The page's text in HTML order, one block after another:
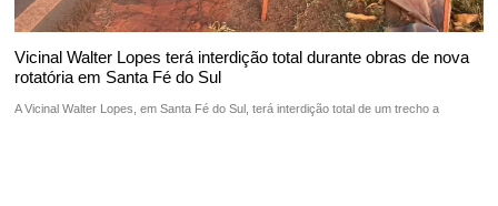
Vicinal Walter Lopes terá interdição total durante obras de nova
rotatória em Santa Fé do Sul
A Vicinal Walter Lopes, em Santa Fé do Sul, terá interdição total de um trecho a